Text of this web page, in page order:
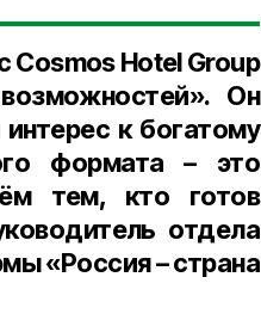
Cosmos Hotel Group
Он
к богатому
формата – это
тем, кто готов
отдела
«Россия – страна